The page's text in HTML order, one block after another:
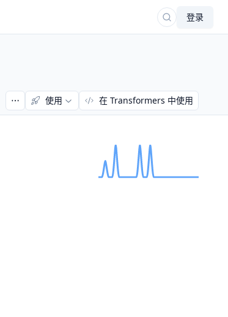
登录
使用 在 Transformers 中使用